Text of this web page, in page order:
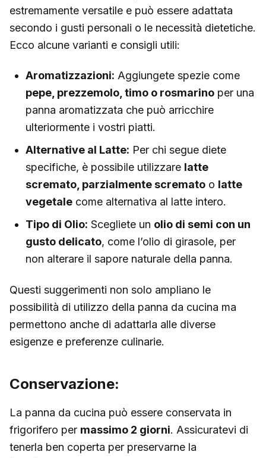
estremamente versatile e può essere adattata
secondo i gusti personali o le necessità dietetiche.
Ecco alcune varianti e consigli utili:
Aromatizzazioni: Aggiungete spezie come
pepe, prezzemolo, timo o rosmarino per una
panna aromatizzata che può arricchire
ulteriormente i vostri piatti.
Alternative al Latte: Per chi segue diete
specifiche, è possibile utilizzare latte
scremato, parzialmente scremato o latte
vegetale come alternativa al latte intero.
Tipo di Olio: Scegliete un olio di semi con un
gusto delicato, come l’olio di girasole, per
non alterare il sapore naturale della panna.
Questi suggerimenti non solo ampliano le
possibilità di utilizzo della panna da cucina ma
permettono anche di adattarla alle diverse
esigenze e preferenze culinarie.
Conservazione:
La panna da cucina può essere conservata in
frigorifero per massimo 2 giorni. Assicuratevi di
tenerla ben coperta per preservarne la